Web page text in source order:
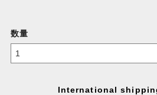
数量
International